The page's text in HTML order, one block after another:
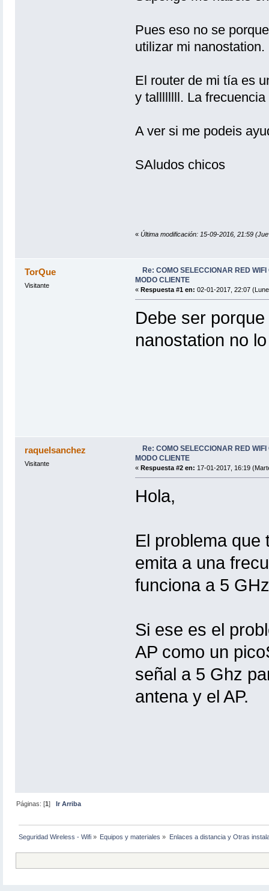
Pues eso no se
utilizar mi nanostation.
El router de mi tía es
y tallllllll. La
A ver si me podeis
SAludos chicos
« Última modificación: 15-09-2016, 21:59
TorQue
Visitante
Re: COMO SELECCIONAR RED
MODO CLIENTE
« Respuesta #1 en: 02-01-2017, 22:07
Debe ser
nanostation no
raquelsanchez
Visitante
Re: COMO SELECCIONAR RED
MODO CLIENTE
« Respuesta #2 en: 17-01-2017, 16:19
Hola,
El problema que
emita a una
funciona a 5
Si ese es el
AP como un
señal a 5 Ghz
antena y el AP.
Páginas: [1] Ir Arriba
Seguridad Wireless - Wifi » Equipos y materiales » Enlaces a distancia y Otras